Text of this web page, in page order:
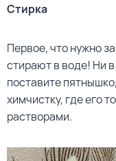
Стирка
Первое, что нужно
стирают в воде! Ни
поставите
химчистку, где его
растворами.